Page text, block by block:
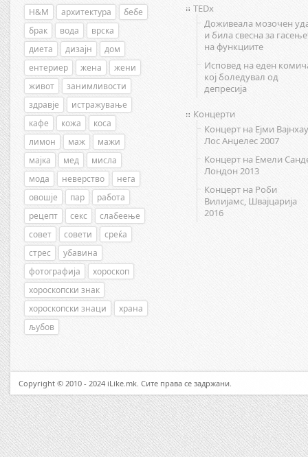
H&M архитектура
бебе
брак
вода
врска
диета
дизајн
дом
ентериер
жена
жени
живот
занимливости
здравје
истражување
кафе
кожа
коса
лимон
маж
мажи
мајка
мед
мисла
мода
неверство
нега
овошје
пар
работа
рецепт
секс
слабеење
совет
совети
среќа
стрес
убавина
фотографија
хороскоп
хороскопски знак
хороскопски знаци
храна
љубов
TEDx
Доживеала мозочен
и била свесна за
на функциите
Исповед на еден
кој боледувал од
депресија
Концерти
Концерт на Ејми
Лос Анџелес 2007
Концерт на Емели
Лондон 2013
Концерт на Роби
Вилијамс, Швајцарија
2016
Copyright © 2010 - 2024 iLike.mk. Сите права се задржани.